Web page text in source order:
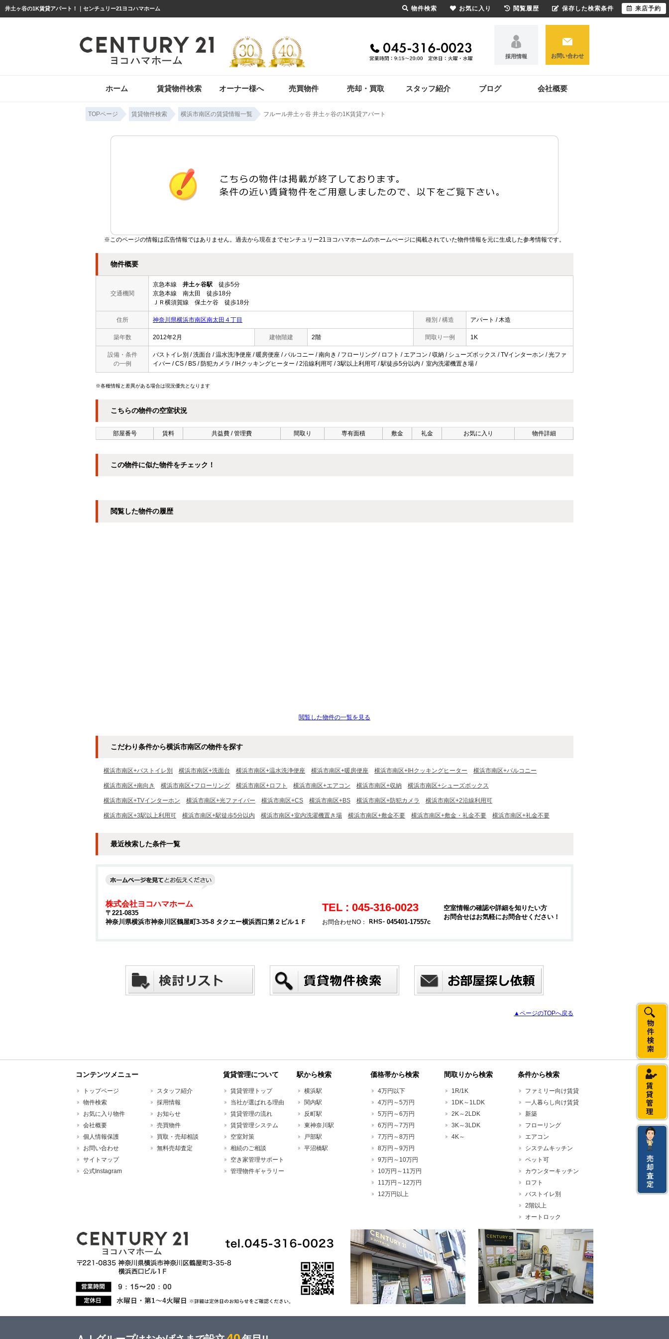
井土ヶ谷の1K賃貸アパート！｜センチュリー21ヨコハマホーム
採用情報 お問い合わせ
ホーム 賃貸物件検索 オーナー様へ 売買物件 売却・買取 スタッフ紹介 ブログ 会社概要
TOPページ 賃貸物件検索 横浜市南区の賃貸情報一覧 フルール井土ヶ谷 井土ヶ谷の1K賃貸アパート
※このページの情報は広告情報ではありません。過去から現在までセンチュリー21ヨコハマホームのホームぺージに掲載されていた物件情報を元に生成した参考情報です。
物件概要
交通機関
京急本線 井土ヶ谷駅 徒歩5分
京急本線 南太田 徒歩18分
ＪＲ横須賀線 保土ケ谷 徒歩18分
住所 神奈川県横浜市南区南太田４丁目 種別 / 構造 アパート / 木造
築年数 2012年2月 建物階建 2階 間取り一例 1K
設備・条件
の一例
バストイレ別 / 洗面台 / 温水洗浄便座 / 暖房便座 / バルコニー / 南向き / フローリング / ロフト / エアコン / 収納 / シューズボックス / TVインターホン / 光ファ
イバー / CS / BS / 防犯カメラ / IHクッキングヒーター / 2沿線利用可 / 3駅以上利用可 / 駅徒歩5分以内 / 室内洗濯機置き場 /
※各種情報と差異がある場合は現況優先となります
こちらの物件の空室状況
部屋番号 賃料 共益費 / 管理費 間取り 専有面積 敷金 礼金 お気に入り 物件詳細
この物件に似た物件をチェック！
閲覧した物件の履歴
閲覧した物件の一覧を見る
こだわり条件から横浜市南区の物件を探す
横浜市南区+バストイレ別 横浜市南区+洗面台 横浜市南区+温水洗浄便座 横浜市南区+暖房便座 横浜市南区+IHクッキングヒーター 横浜市南区+バルコニー
横浜市南区+南向き 横浜市南区+フローリング 横浜市南区+ロフト 横浜市南区+エアコン 横浜市南区+収納 横浜市南区+シューズボックス
横浜市南区+TVインターホン 横浜市南区+光ファイバー 横浜市南区+CS 横浜市南区+BS 横浜市南区+防犯カメラ 横浜市南区+2沿線利用可
横浜市南区+3駅以上利用可 横浜市南区+駅徒歩5分以内 横浜市南区+室内洗濯機置き場 横浜市南区+敷金不要 横浜市南区+敷金・礼金不要 横浜市南区+礼金不要
最近検索した条件一覧
株式会社ヨコハマホーム
〒221-0835
神奈川県横浜市神奈川区鶴屋町3-35-8 タクエー横浜西口第２ビル１Ｆ
TEL : 045-316-0023
お問合わせNO： 045401-17557c
空室情報の確認や詳細を知りたい方
お問合せはお気軽にお問合せください！
▲ページのTOPへ戻る
コンテンツメニュー
トップページ
物件検索
お気に入り物件
会社概要
個人情報保護
お問い合わせ
サイトマップ
公式Instagram
スタッフ紹介
採用情報
お知らせ
売買物件
買取・売却相談
無料売却査定
賃貸管理について
賃貸管理トップ
当社が選ばれる理由
賃貸管理の流れ
賃貸管理システム
空室対策
相続のご相談
空き家管理サポート
管理物件ギャラリー
駅から検索
横浜駅
関内駅
反町駅
東神奈川駅
戸部駅
平沼橋駅
価格帯から検索
4万円以下
4万円～5万円
5万円～6万円
6万円～7万円
7万円～8万円
8万円～9万円
9万円～10万円
10万円～11万円
11万円～12万円
12万円以上
間取りから検索
1R/1K
1DK～1LDK
2K～2LDK
3K～3LDK
4K～
条件から検索
ファミリー向け賃貸
一人暮らし向け賃貸
新築
フローリング
エアコン
システムキッチン
ペット可
カウンターキッチン
ロフト
バストイレ別
2階以上
オートロック
物件検索 お気に入り 閲覧履歴 保存した検索条件 来店予約